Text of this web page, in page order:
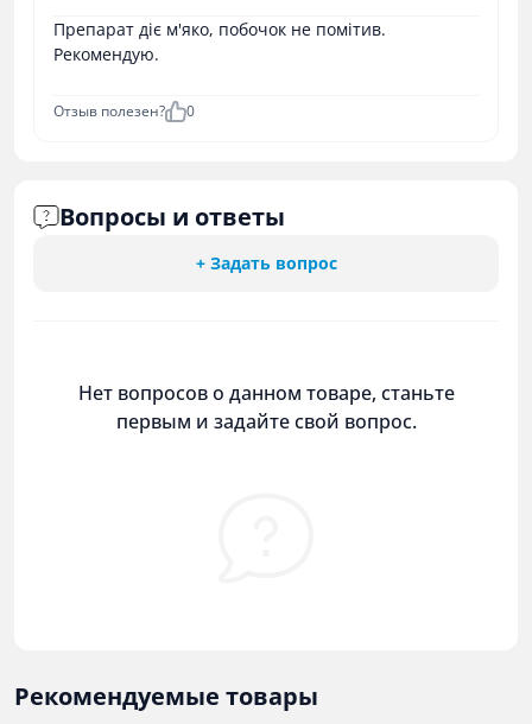
Препарат діє м'яко, побочок не помітив.
Рекомендую.
Отзыв полезен? 0
Вопросы и ответы
+ Задать вопрос
Нет вопросов о данном товаре, станьте
первым и задайте свой вопрос.
Рекомендуемые товары